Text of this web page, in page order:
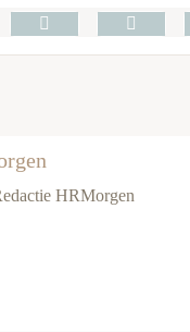
HRMorgen